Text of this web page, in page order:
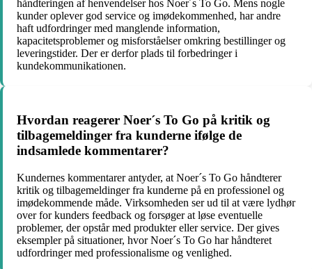
håndteringen af henvendelser hos Noer´s To Go. Mens nogle
kunder oplever god service og imødekommenhed, har andre
haft udfordringer med manglende information,
kapacitetsproblemer og misforståelser omkring bestillinger og
leveringstider. Der er derfor plads til forbedringer i
kundekommunikationen.
Hvordan reagerer Noer´s To Go på kritik og
tilbagemeldinger fra kunderne ifølge de
indsamlede kommentarer?
Kundernes kommentarer antyder, at Noer´s To Go håndterer
kritik og tilbagemeldinger fra kunderne på en professionel og
imødekommende måde. Virksomheden ser ud til at være lydhør
over for kunders feedback og forsøger at løse eventuelle
problemer, der opstår med produkter eller service. Der gives
eksempler på situationer, hvor Noer´s To Go har håndteret
udfordringer med professionalisme og venlighed.